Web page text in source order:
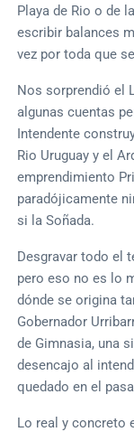
Playa de Rio o de
escribir balances
vez por toda que
Nos sorprendió el
algunas cuentas
Intendente
Rio Uruguay y el
emprendimiento
paradójicamente
si la Soñada.
Desgravar todo el
pero eso no es lo
dónde se origina
Gobernador
de Gimnasia, una
desencajo al
quedado en el
Lo real y concreto